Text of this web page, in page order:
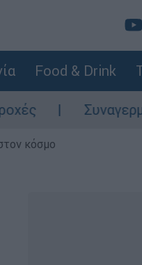
Food & Drink
Συναγερμός
κόσμο